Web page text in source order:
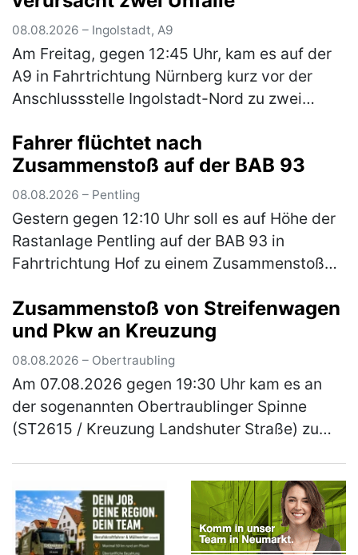
08.08.2026 – Ingolstadt, A9
Am Freitag, gegen 12:45 Uhr, kam es auf der
A9 in Fahrtrichtung Nürnberg kurz vor der
Anschlussstelle Ingolstadt-Nord zu zwei
Fahrzeugen. Eine 65-jährige Pkw-Fah…
(mehr)
Fahrer flüchtet nach
Zusammenstoß auf der BAB 93
08.08.2026 – Pentling
Gestern gegen 12:10 Uhr soll es auf Höhe der
Rastanlage Pentling auf der BAB 93 in
Fahrtrichtung Hof zu einem Zusammenstoß
einem Sprinter, mit Anhänger und e…(mehr)
Zusammenstoß von Streifenwagen
und Pkw an Kreuzung
08.08.2026 – Obertraubling
Am 07.08.2026 gegen 19:30 Uhr kam es an
der sogenannten Obertraublinger Spinne
(ST2615 / Kreuzung Landshuter Straße) zu
Neutraub…(mehr)